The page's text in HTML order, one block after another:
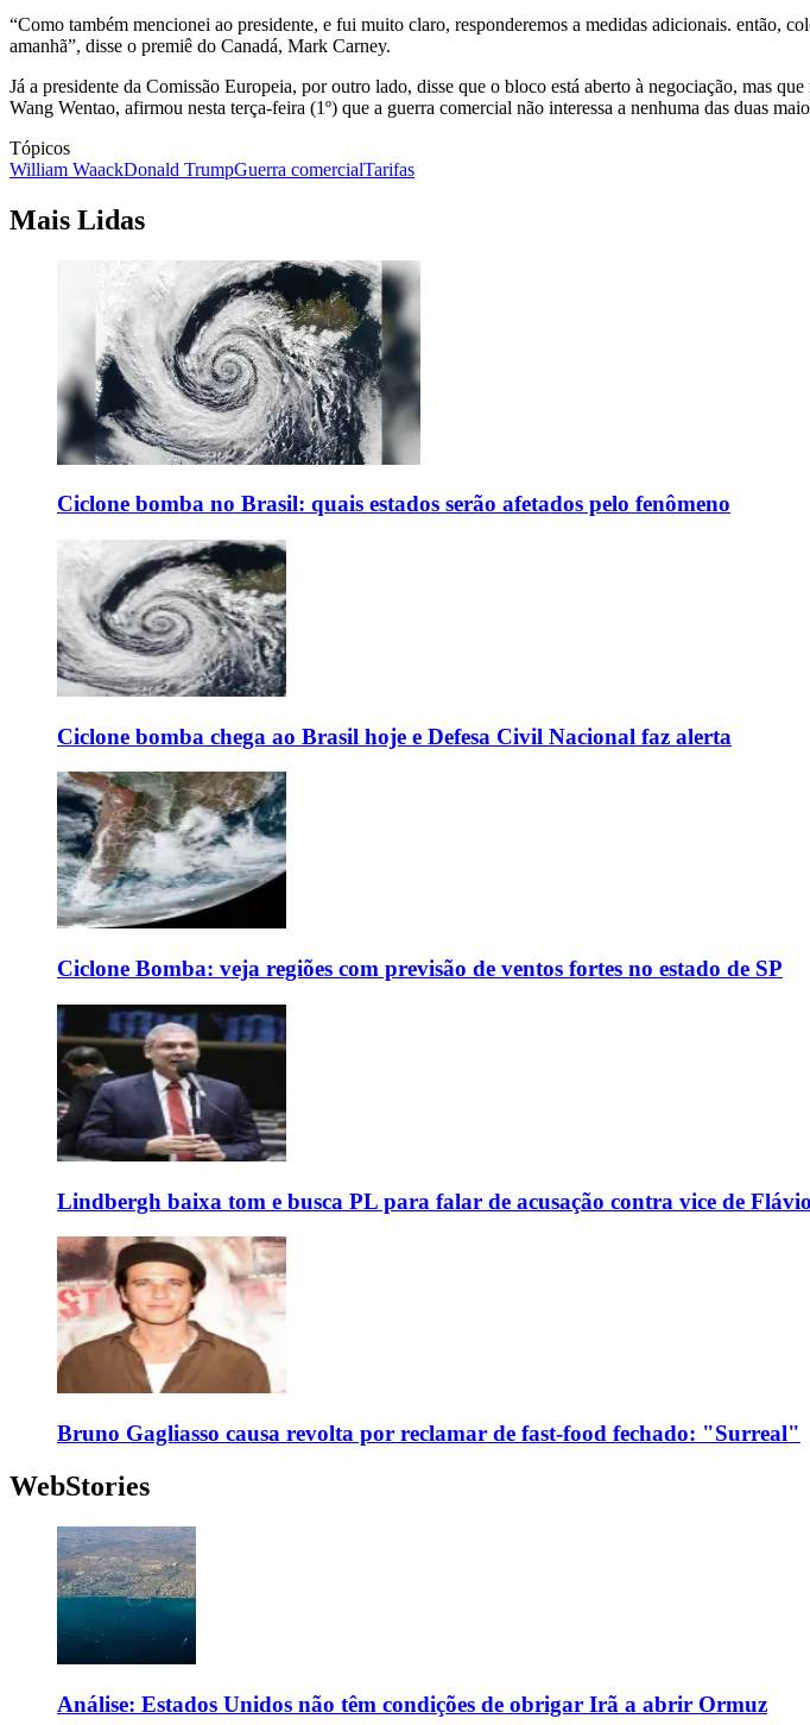
“Como também mencionei ao presidente, e fui muito claro, responderemos a medidas adicionais. então,
amanhã”, disse o premiê do Canadá, Mark Carney.
Já a presidente da Comissão Europeia, por outro lado, disse que o bloco está aberto à negociação, mas
Wang Wentao, afirmou nesta terça-feira (1º) que a guerra comercial não interessa a nenhuma das duas
Tópicos
William WaackDonald TrumpGuerra comercialTarifas
Mais Lidas
Ciclone bomba no Brasil: quais estados serão afetados pelo fenômeno
Ciclone bomba chega ao Brasil hoje e Defesa Civil Nacional faz alerta
Ciclone Bomba: veja regiões com previsão de ventos fortes no estado de SP
Lindbergh baixa tom e busca PL para falar de acusação contra vice de Flávio
Bruno Gagliasso causa revolta por reclamar de fast-food fechado: "Surreal"
WebStories
Análise: Estados Unidos não têm condições de obrigar Irã a abrir Ormuz